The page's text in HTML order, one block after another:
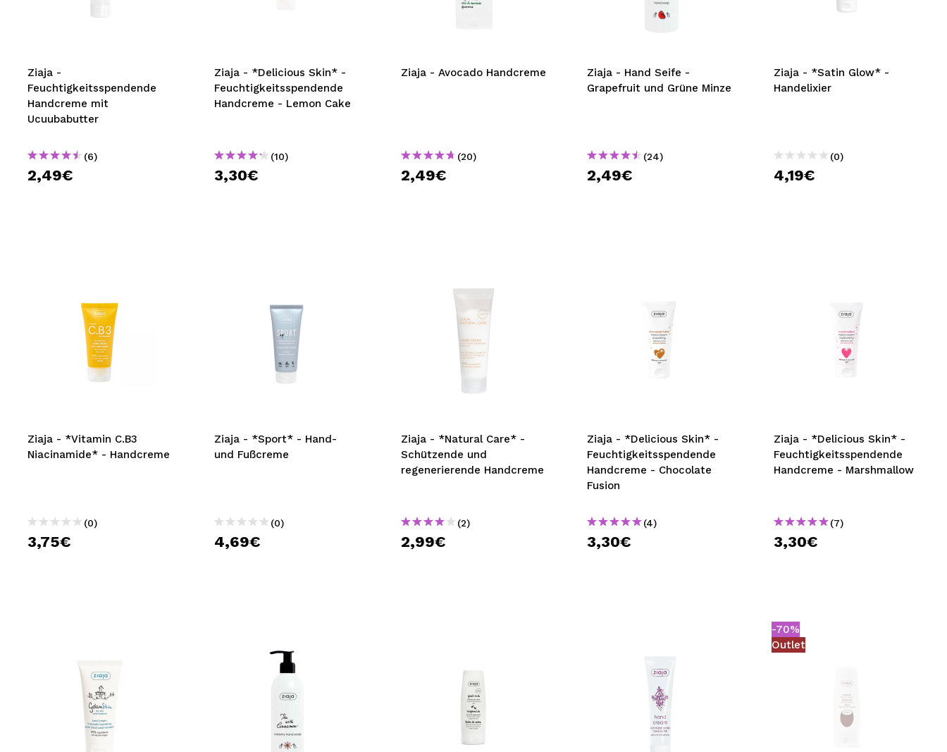
MAQUIFARMA
TRAVEL SIZE
NATURE
SPECIALS
OUTLET
bisherigen Vorgänge einsehen.
BENUTZERKONTO ERSTELLEN
Ziaja -
Feuchtigkeitsspendende
Handcreme mit
Ucuubabutter
(6)
2,49€
Ziaja - *Delicious Skin* -
Feuchtigkeitsspendende
Handcreme - Lemon Cake
(10)
3,30€
Ziaja - Avocado Handcreme
(20)
2,49€
Ziaja - Hand Seife -
Grapefruit und Grüne Minze
(24)
2,49€
Ziaja - *Satin Glow* -
Handelixier
(0)
4,19€
Ziaja - *Vitamin C.B3
Niacinamide* - Handcreme
(0)
3,75€
Ziaja - *Sport* - Hand-
und Fußcreme
(0)
4,69€
Ziaja - *Natural Care* -
Schützende und
regenerierende Handcreme
(2)
2,99€
Ziaja - *Delicious Skin* -
Feuchtigkeitsspendende
Handcreme - Chocolate
Fusion
(4)
3,30€
Ziaja - *Delicious Skin* -
Feuchtigkeitsspendende
Handcreme - Marshmallow
(7)
3,30€
-70%
Outlet